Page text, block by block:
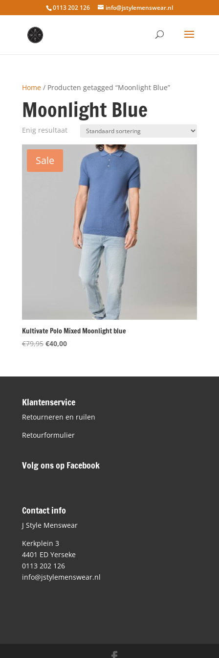
0113 202 126 info@jstylemenswear.nl
Home/ Producten getagged “Moonlight Blue”
Moonlight Blue
Enig resultaat
Sale
Kultivate Polo Mixed Moonlight blue
€79,95 Oorspronkelijke
€79,95.
€40,00Huidige
€40,00.
Klantenservice
Retourneren en ruilen
Retourformulier
Volg ons op Facebook
Contact info
J Style Menswear
Kerkplein 3
4401 ED Yerseke
0113 202 126
info@jstylemenswear.nl